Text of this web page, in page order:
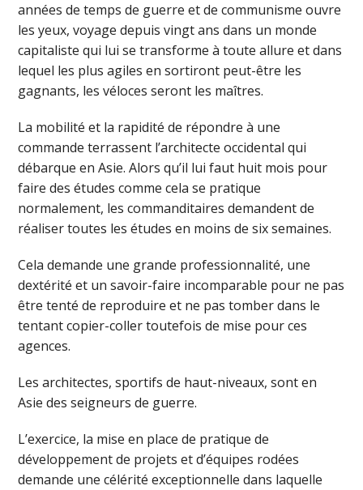
années de temps de guerre et de communisme ouvre
les yeux, voyage depuis vingt ans dans un monde
capitaliste qui lui se transforme à toute allure et dans
lequel les plus agiles en sortiront peut-être les
gagnants, les véloces seront les maîtres.
La mobilité et la rapidité de répondre à une
commande terrassent l’architecte occidental qui
débarque en Asie. Alors qu’il lui faut huit mois pour
faire des études comme cela se pratique
normalement, les commanditaires demandent de
réaliser toutes les études en moins de six semaines.
Cela demande une grande professionnalité, une
dextérité et un savoir-faire incomparable pour ne pas
être tenté de reproduire et ne pas tomber dans le
tentant copier-coller toutefois de mise pour ces
agences.
Les architectes, sportifs de haut-niveaux, sont en
Asie des seigneurs de guerre.
L’exercice, la mise en place de pratique de
développement de projets et d’équipes rodées
demande une célérité exceptionnelle dans laquelle